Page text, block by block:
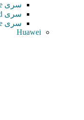
سری Explore
سری Extend
سری Extreme
Huawei